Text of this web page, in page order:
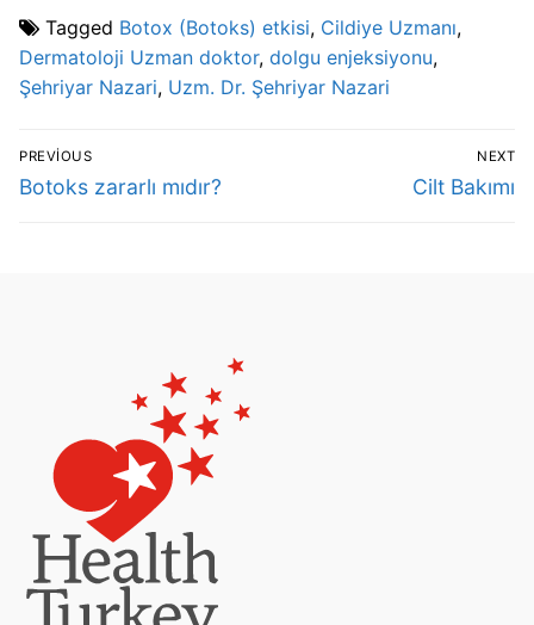
Tagged Botox (Botoks) etkisi, Cildiye Uzmanı,
Dermatoloji Uzman doktor, dolgu enjeksiyonu,
Şehriyar Nazari, Uzm. Dr. Şehriyar Nazari
PREVIOUS
Botoks zararlı mıdır?
NEXT
Cilt Bakımı